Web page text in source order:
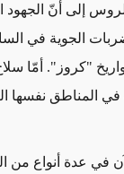
الروس إلى أنّ
الجوية في
"كروز". أمّا سلاح
المناطق نفسها
في عدة أنواع من